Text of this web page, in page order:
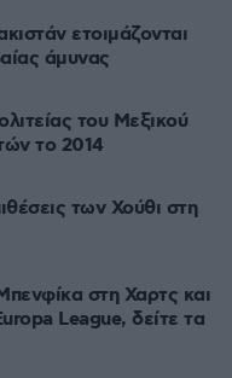
ετοιμάζονται
άμυνας
του Μεξικού
το 2014
των Χούθι στη
στη Χαρτς και
League, δείτε τα